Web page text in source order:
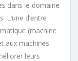
dans le domaine
L’une d’entre
(machine
aux machines
leurs